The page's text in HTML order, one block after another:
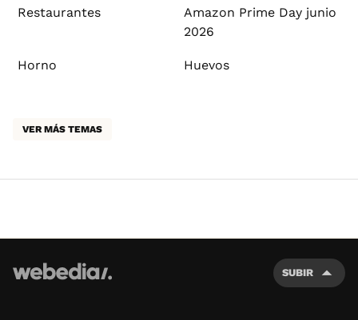
Restaurantes
Amazon Prime Day junio
2026
Horno Huevos
VER MÁS TEMAS
SUBIR